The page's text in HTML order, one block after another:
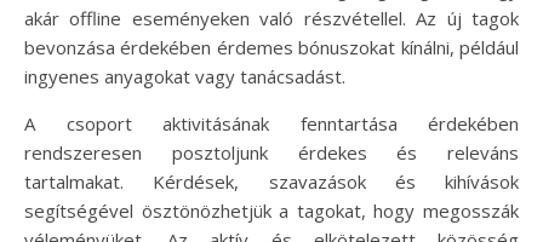
akár offline eseményeken való részvétellel. Az új tagok
bevonzása érdekében érdemes bónuszokat kínálni, például
ingyenes anyagokat vagy tanácsadást.
A csoport aktivitásának fenntartása érdekében
rendszeresen posztoljunk érdekes és releváns
tartalmakat. Kérdések, szavazások és kihívások
segítségével ösztönözhetjük a tagokat, hogy megosszák